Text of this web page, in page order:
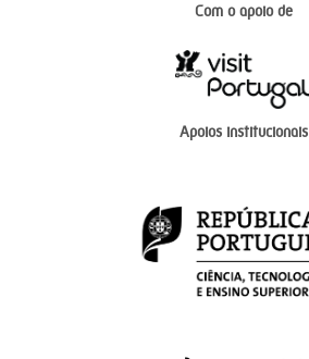
Com o apoio de
Apoios institucionais